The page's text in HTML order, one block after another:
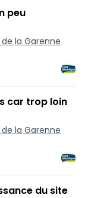
peu
la Garenne
car trop loin
la Garenne
du site